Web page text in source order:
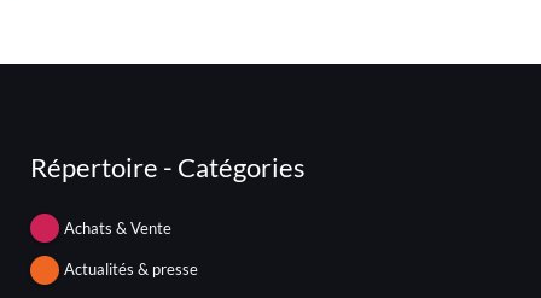
Répertoire - Catégories
Achats & Vente
Actualités & presse